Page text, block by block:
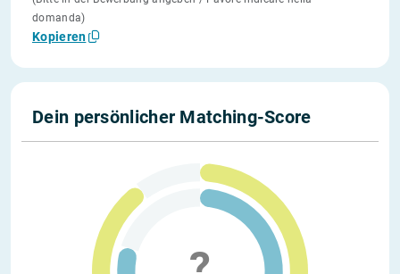
domanda)
Kopieren
Dein persönlicher Matching-Score